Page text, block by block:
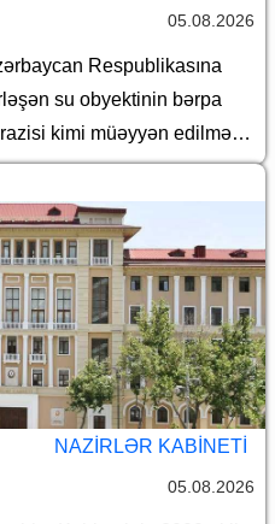
05.08.2026
Respublikasına
su obyektinin bərpa
kimi müəyyən edilməsi
NAZIRLƏR KABINETI
05.08.2026